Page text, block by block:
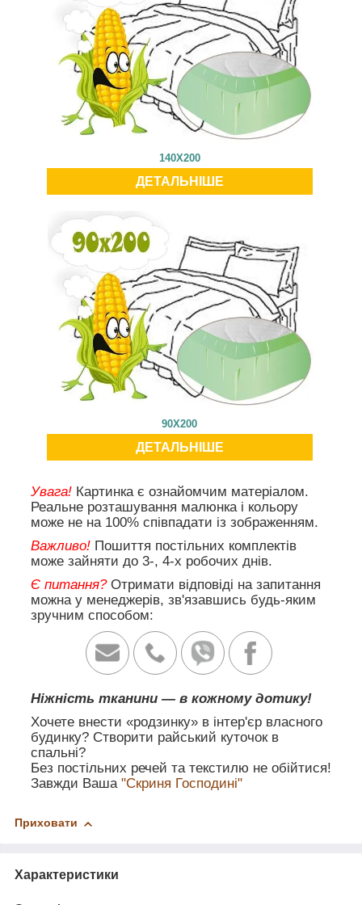
140X200
ДЕТАЛЬНІШЕ
90X200
ДЕТАЛЬНІШЕ
Увага! Картинка є ознайомчим матеріалом.
Реальне розташування малюнка і кольору
може не на 100% співпадати із зображенням.
Важливо! Пошиття постільних комплектів
може зайняти до 3-, 4-х робочих днів.
Є питання? Отримати відповіді на запитання
можна у менеджерів, зв'язавшись будь-яким
зручним способом:
Ніжність тканини — в кожному дотику!
Хочете внести «родзинку» в інтер'єр власного
будинку? Створити райський куточок в
спальні?
Без постільних речей та текстилю не обійтися!
Завжди Ваша "Скриня Господині"
Приховати
Характеристики